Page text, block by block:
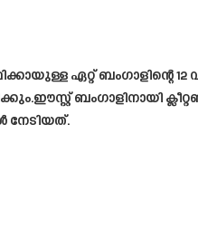
ഏറ്റ് ബംഗാളിന്റെ
ബംഗാളിനായി